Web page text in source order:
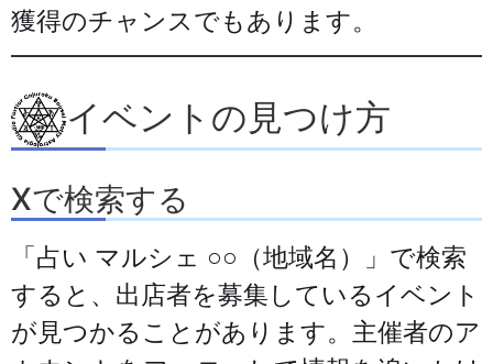
獲得のチャンスでもあります。
イベントの見つけ方
Xで検索する
「占い マルシェ ○○（地域名）」で検索
すると、出店者を募集しているイベント
が見つかることがあります。主催者のア